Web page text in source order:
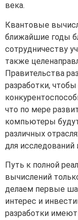
века.
Квантовые
ближайшие годы
сотрудничеству
также
Правительства
разработки,
что по мере
компьютеры
различных
для исследований
Путь к полной
вычислений
делаем первые
интерес и
разработки